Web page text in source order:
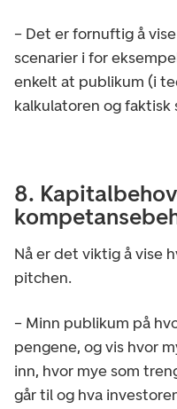
– Det er fornuftig å
scenarier i for
enkelt at publikum (i
kalkulatoren og faktisk
8.
Nå er det viktig å vise
pitchen.
– Minn publikum på
pengene, og vis hvor
inn, hvor mye som
går til og hva